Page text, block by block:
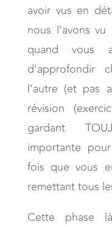
avoir vus en
nous l’avons
quand vous
d’approfondir
l’autre (et pas
révision
gardant
importante
fois que vous
remettant tous
Cette phase